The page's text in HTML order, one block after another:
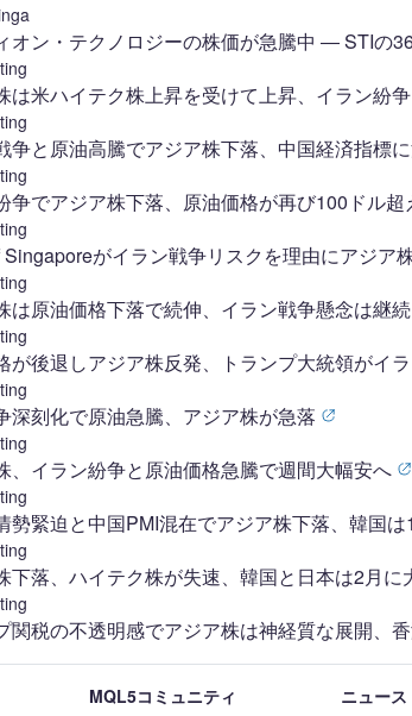
オン・テクノロジーの株価が急騰中 ― STIの
は米ハイテク株上昇を受けて上昇、イラン紛
争と原油高騰でアジア株下落、中国経済指標
争でアジア株下落、原油価格が再び100ドル超
Singaporeがイラン戦争リスクを理由にアジア
は原油価格下落で続伸、イラン戦争懸念は継続
が後退しアジア株反発、トランプ大統領がイ
深刻化で原油急騰、アジア株が急落
、イラン紛争と原油価格急騰で週間大幅安へ
勢緊迫と中国PMI混在でアジア株下落、韓国は
下落、ハイテク株が失速、韓国と日本は2月に
関税の不透明感でアジア株は神経質な展開、
MQL5コミュニティ ニュース